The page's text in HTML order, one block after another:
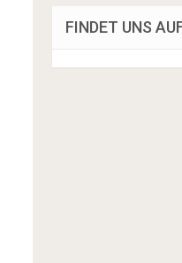
FINDET UNS